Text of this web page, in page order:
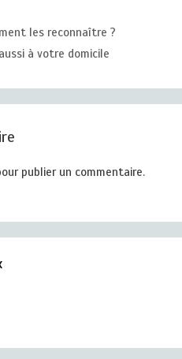
les reconnaître ?
à votre domicile
publier un commentaire.